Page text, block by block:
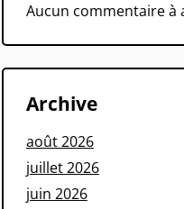
Aucun commentaire à
Archive
août 2026
juillet 2026
juin 2026